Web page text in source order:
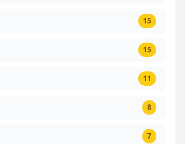
15
15
11
8
7